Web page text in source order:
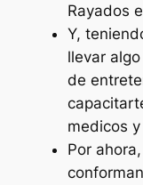
Rayados
Y,
llevar
de
medicos
Por